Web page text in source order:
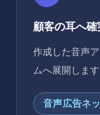
顧客の耳へ
作成した音声
ムへ展開します
音声広告ネ